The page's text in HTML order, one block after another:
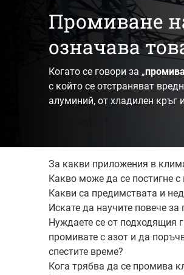
Промиване
означава
Когато се говори за „
с който се отстраняват
алуминий, от хладилен кръг
За какви приложения в
Какво може да се постигне
Какви са предимствата и
Искате да научите повече
Нуждаете се от подходящия
промивате с азот и да
спестите време?
Кога трябва да се промива